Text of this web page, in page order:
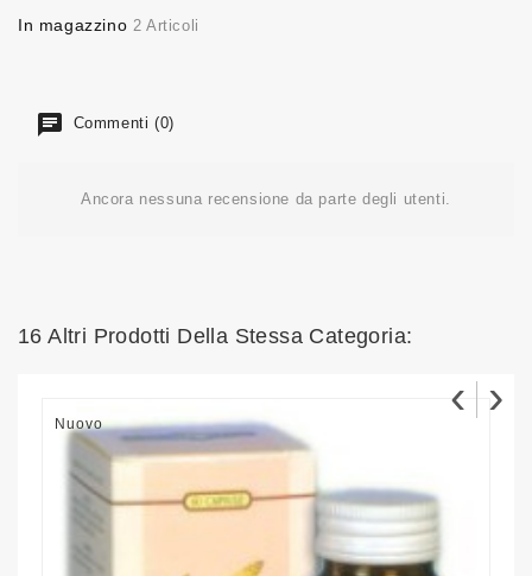
In magazzino 2 Articoli
Commenti (0)
Ancora nessuna recensione da parte degli utenti.
16 Altri Prodotti Della Stessa Categoria:
Nuovo
‹ ›